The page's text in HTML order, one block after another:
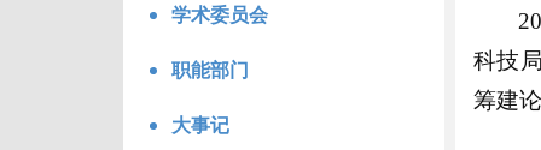
学术委员会
职能部门
大事记
科技
筹建